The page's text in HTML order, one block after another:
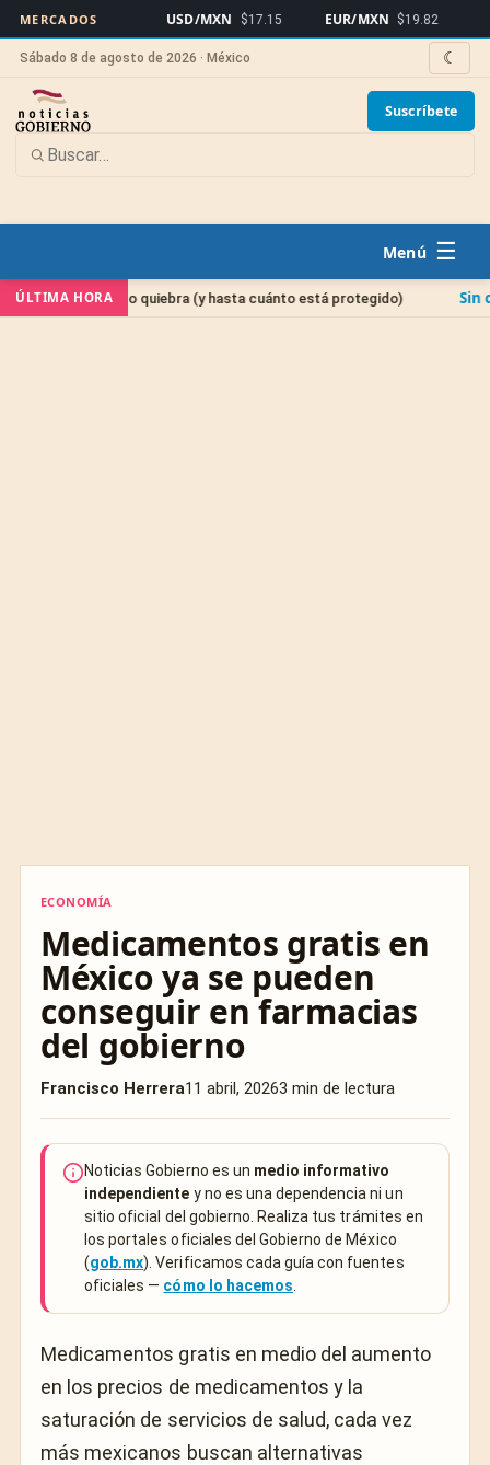
MERCADOS USD/MXN $17.15 EUR/MXN $19.82 Bitcoin
Sábado 8 de agosto de 2026 · México ☾
Suscríbete
☰
ÚLTIMA HORA
quiebra (y hasta cuánto está protegido) Sin categoría
ECONOMÍA
Medicamentos gratis en
México ya se pueden
conseguir en farmacias
del gobierno
Francisco Herrera11 abril, 20263 min de lectura
Noticias Gobierno es un medio informativo
independiente y no es una dependencia ni un
sitio oficial del gobierno. Realiza tus trámites en
los portales oficiales del Gobierno de México
(gob.mx). Verificamos cada guía con fuentes
oficiales — cómo lo hacemos
Medicamentos gratis en medio del aumento
en los precios de medicamentos y la
saturación de servicios de salud, cada vez
más mexicanos buscan alternativas